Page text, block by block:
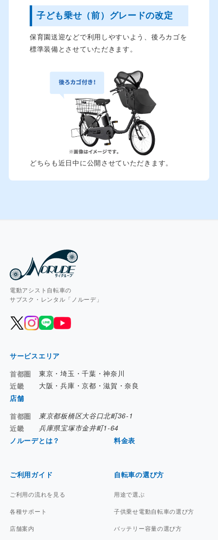
子ども乗せ（前）グレードの改定
保育園送迎などで利用しやすいよう、後ろカゴを
標準装備とさせていただきます。
どちらも近日中に公開させていただきます。
電動アシスト自転車の
サブスク・レンタル「ノルーデ」
サービスエリア
首都圏
東京・埼玉・千葉・神奈川
近畿
大阪・兵庫・京都・滋賀・奈良
店舗
首都圏
東京都板橋区大谷口北町36-1
近畿
兵庫県宝塚市金井町1-64
ノルーデとは？
料金表
ご利用ガイド
ご利用の流れを見る
各種サポート
店舗案内
自転車の選び方
用途で選ぶ
子供乗せ電動自転車の選び方
バッテリー容量の選び方